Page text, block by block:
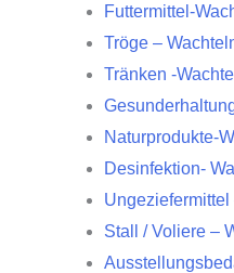
Futtermittel-
Tröge –
Tränken -
Naturprodukte-
Desinfektion-
Ungeziefermittel
Stall / Voliere –